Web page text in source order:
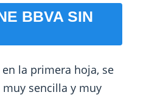
BBVA SIN
la primera hoja, se
sencilla y muy